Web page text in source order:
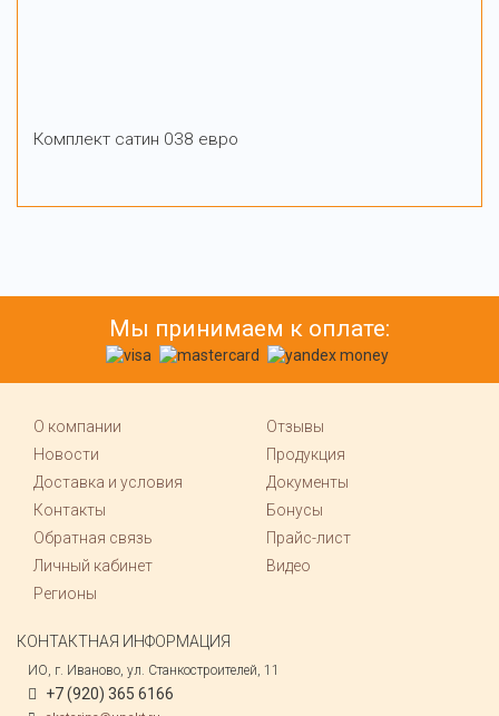
Комплект сатин 038 евро
Мы принимаем к оплате:
О компании
Отзывы
Новости
Продукция
Доставка и условия
Документы
Контакты
Бонусы
Обратная связь
Прайс-лист
Личный кабинет
Видео
Регионы
КОНТАКТНАЯ ИНФОРМАЦИЯ
ИО, г. Иваново, ул. Станкостроителей, 11
+7 (920) 365 6166